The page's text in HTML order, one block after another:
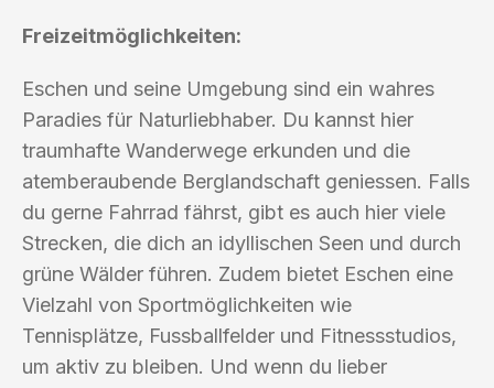
Freizeitmöglichkeiten:
Eschen und seine Umgebung sind ein wahres
Paradies für Naturliebhaber. Du kannst hier
traumhafte Wanderwege erkunden und die
atemberaubende Berglandschaft geniessen. Falls
du gerne Fahrrad fährst, gibt es auch hier viele
Strecken, die dich an idyllischen Seen und durch
grüne Wälder führen. Zudem bietet Eschen eine
Vielzahl von Sportmöglichkeiten wie
Tennisplätze, Fussballfelder und Fitnessstudios,
um aktiv zu bleiben. Und wenn du lieber